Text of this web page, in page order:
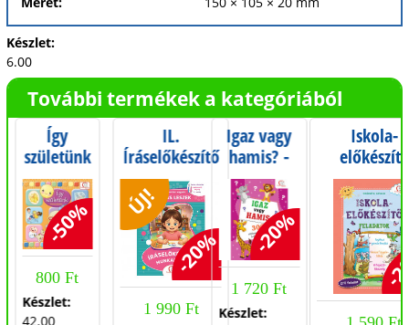
Készlet:
6.00
További termékek a kategóriából
Így
születünk
-50%
800 Ft
Készlet:
42.00
IL.
Íráselőkészítő
munkafüzet -
Iskola-
előkészítés
szeptembertől
májusig - 0.
osztály
-20%
ÚJ!
1 990 Ft
Igaz vagy
hamis? -
300
eldöntendő
kérdés 5-8
éveseknek
-20%
1 720 Ft
Készlet:
Iskola-
előkészítő
feladatok
Logikus
-